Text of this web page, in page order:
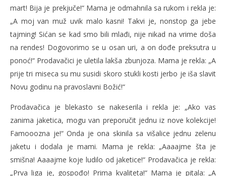
mart! Bija je prekjuče!“ Mama je odmahnila sa rukom i rekla je:
„A moj van muž uvik malo kasni! Takvi je, nonstop ga jebe
tajming! Sićan se kad smo bili mlađi, nije nikad na vrime doša
na rendes! Dogovorimo se u osan uri, a on dođe preksutra u
ponoć!“ Prodavačici je uletila lakša zbunjoza. Mama je rekla: „A
prije tri miseca su mu susidi skoro stukli kosti jerbo je iša slavit
Novu godinu na pravoslavni Božić!“
Prodavačica je blekasto se nakeserila i rekla je: „Ako vas
zanima jaketica, mogu van preporučit jednu iz nove kolekcije!
Famooozna je!“ Onda je ona skinila sa višalice jednu zelenu
jaketu i dodala je mami. Mama je rekla: „Aaaajme šta je
smišna! Aaaajme koje ludilo od jaketice!“ Prodavačica je rekla:
„Prva liga je, gospođo! Prima kvaliteta!“ Mama je pitala: „A